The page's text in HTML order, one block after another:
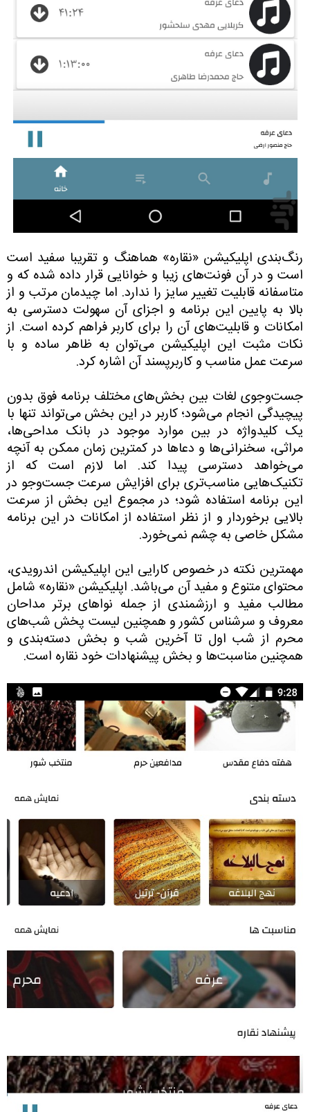
رنگ‌بندی اپلیکیشن «نقاره» هماهنگ و تقریبا سفید است
است و در آن فونت‌های زیبا و خوانایی قرار داده شده که و
متاسفانه قابلیت تغییر سایز را ندارد. اما چیدمان مرتب و از
بالا به پایین این برنامه و اجزای آن سهولت دسترسی به
امکانات و قابلیت‌های آن را برای کاربر فراهم کرده است. از
نکات مثبت این اپلیکیشن می‌توان به ظاهر ساده و با
سرعت عمل مناسب و کاربرپسند آن اشاره کرد.
‌جست‌وجوی لغات بین بخش‌های مختلف برنامه فوق بدون
پیچیدگی انجام می‌شود؛ کاربر در این بخش می‌تواند تنها با
یک کلیدواژه در بین موارد موجود در بانک مداحی‌ها،
مراثی، سخنرانی‌ها و دعاها در کمترین زمان ممکن به آنچه
می‌خواهد دسترسی پیدا کند. اما لازم است که از
تکنیک‌هایی مناسب‌تری برای افزایش سرعت جست‌وجو در
این برنامه استفاده شود؛ در مجموع این بخش از سرعت
بالایی برخوردار و از نظر استفاده از امکانات در این برنامه
مشکل خاصی به چشم نمی‌خورد.
مهمترین نکته در خصوص کارایی این اپلیکیشن اندرویدی،
محتوای متنوع و مفید آن می‌باشد. اپلیکیشن «نقاره» شامل
مطالب مفید و ارزشمندی از جمله نواهای برتر مداحان
معروف و سرشناس کشور و همچنین لیست پخش شب‌های
محرم از شب اول تا آخرین شب و بخش دسته‌بندی و
همچنین مناسبت‌ها و بخش پیشنهادات خود نقاره است.